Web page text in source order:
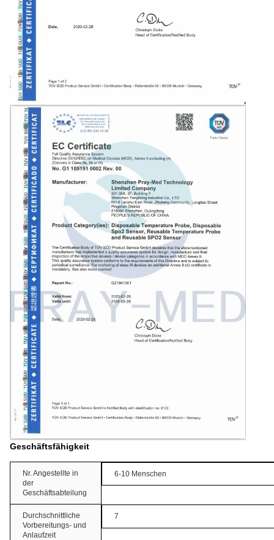
Geschäftsfähigkeit
Nr. Angestellte in
der
Geschäftsabteilung
6-10 Menschen
Durchschnittliche
Vorbereitungs- und
Anlaufzeit
7